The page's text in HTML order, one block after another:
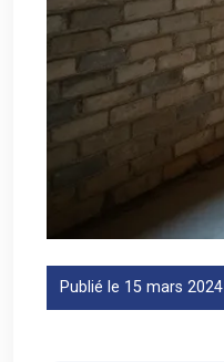
Publié le 15 mars 2024